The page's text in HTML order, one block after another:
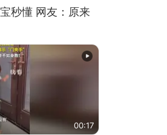
秒懂 网友：原来
00:17